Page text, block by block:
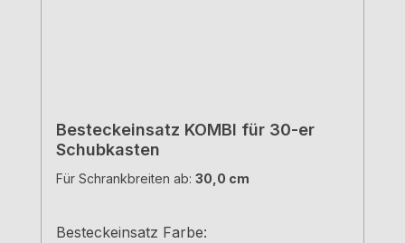
Besteckeinsatz KOMBI für 30-er
Schubkasten
Für Schrankbreiten ab: 30,0 cm
Besteckeinsatz Farbe: